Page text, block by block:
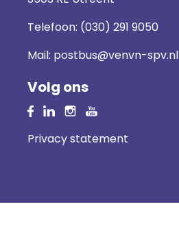
Telefoon: (030) 291 9050
Mail: postbus@venvn-spv.nl
Volg ons
Privacy statement